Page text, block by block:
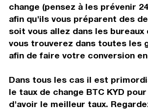
change (pensez à les prévenir
afin qu'ils vous préparent des
soit vous allez dans les bureaux
vous trouverez dans toutes les
afin de faire votre conversion
Dans tous les cas il est
le taux de change BTC KYD
d'avoir le meilleur taux.